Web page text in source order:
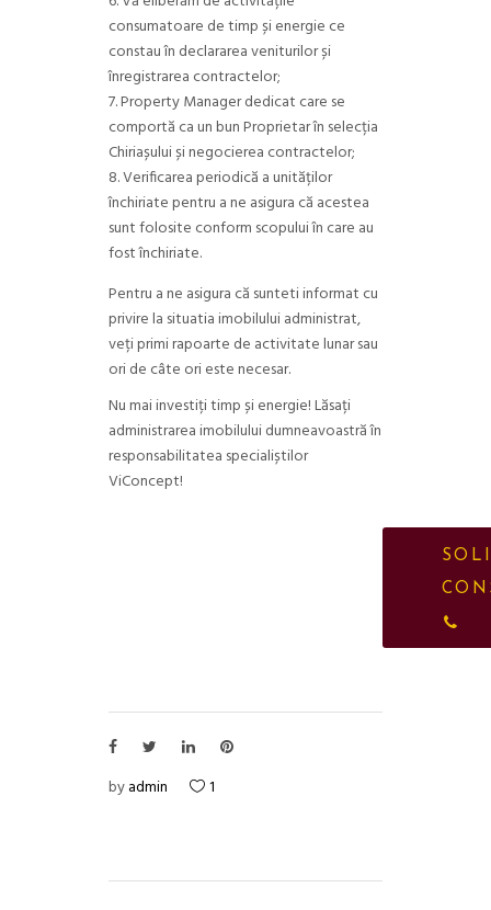
consumatoare de timp și energie ce
constau în declararea veniturilor și
înregistrarea contractelor;
Property Manager dedicat care se
comportă ca un bun Proprietar în selecția
Chiriașului și negocierea contractelor;
Verificarea periodică a unităților
închiriate pentru a ne asigura că acestea
sunt folosite conform scopului în care au
fost închiriate.
Pentru a ne asigura că sunteti informat cu
privire la situatia imobilului administrat,
veți primi rapoarte de activitate lunar sau
ori de câte ori este necesar.
Nu mai investiți timp și energie! Lăsați
administrarea imobilului dumneavoastră în
responsabilitatea specialiștilor
ViConcept!
byadmin 1